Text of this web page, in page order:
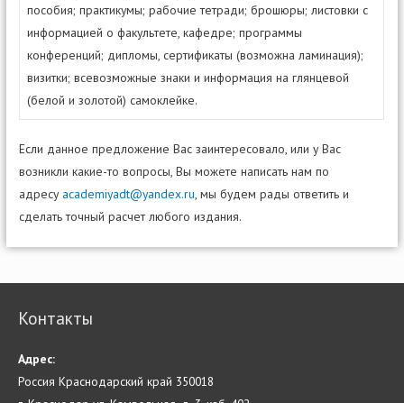
пособия; практикумы; рабочие тетради; брошюры; листовки с
информацией о факультете, кафедре; программы
конференций; дипломы, сертификаты (возможна ламинация);
визитки; всевозможные знаки и информация на глянцевой
(белой и золотой) самоклейке.
Если данное предложение Вас заинтересовало, или у Вас
возникли какие-то вопросы, Вы можете написать нам по
адресу academiyadt@yandex.ru, мы будем рады ответить и
сделать точный расчет любого издания.
Контакты
Адрес:
Россия Краснодарский край 350018